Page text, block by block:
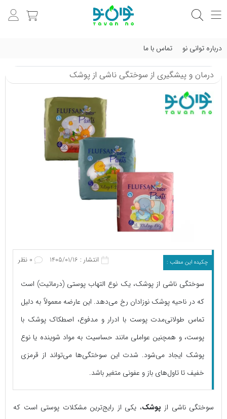
درباره توانی نو تماس با ما
درمان و پیشگیری از سوختگی ناشی از پوشک
چکیده این مطلب : انتشار : 1405/01/16
سوختگی ناشی از پوشک، یک نوع التهاب پوستی (درماتیت) است
که در ناحیه پوشک نوزادان رخ می‌دهد. این عارضه معمولاً به دلیل
تماس طولانی‌مدت پوست با ادرار و مدفوع، اصطکاک پوشک با
پوست، و همچنین عواملی مانند حساسیت به مواد شوینده یا نوع
پوشک ایجاد می‌شود. شدت این سوختگی‌ها می‌تواند از قرمزی
خفیف تا تاول‌های باز و عفونی متغیر باشد.
سوختگی ناشی از پوشک، یکی از رایج‌ترین مشکلات پوستی است که